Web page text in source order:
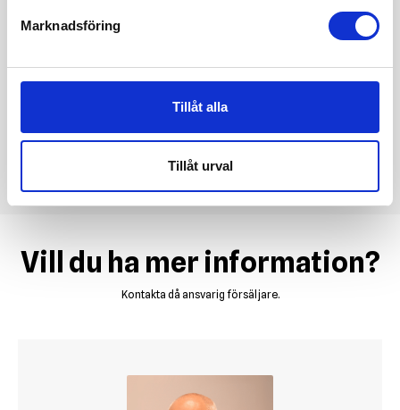
Marknadsföring
Tillåt alla
Tillåt urval
Vill du ha mer information?
Kontakta då ansvarig försäljare.